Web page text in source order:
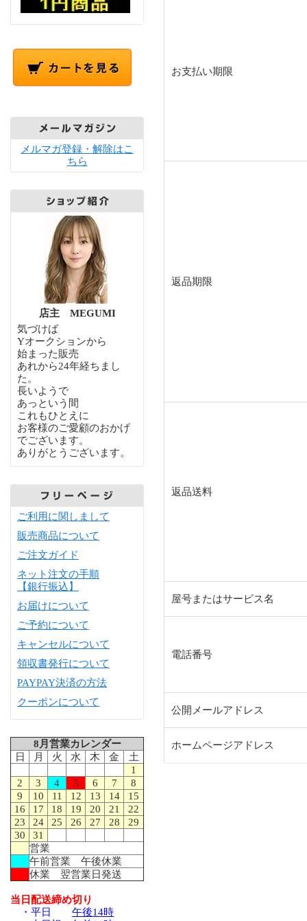
メルマガ登録・解除はこ
ちら
店主 MEGUMI
気づけば
Yオークションから
始まった販売
あれから24年経ちまし
た。
長いようで
あっという間
これもひとえに
お客様のご愛顧のおかげ
でございます。
ありがとうございます。
ご利用に関しまして
販売商品について
ご注文ガイド
ネット注文の手順
【銀行振込】
お届けについて
ご予約について
キャンセルについて
領収書発行について
PAYPAY決済の方法
クーポンについて
8月営業カレンダー
日
月 火 水 木 金
土
1
2
3 4 5 6 7
8
9
10 11 12 13 14
15
16
17 18 19 20 21
22
23
24 25 26 27 28
29
30
31
営業
午前営業 午後休業
休業 翌営業日発送
当日配送締め切り
・平日 午後14時
お支払い期限
返品期限
返品送料
屋号またはサービス名
電話番号
公開メールアドレス
ホームページアドレス